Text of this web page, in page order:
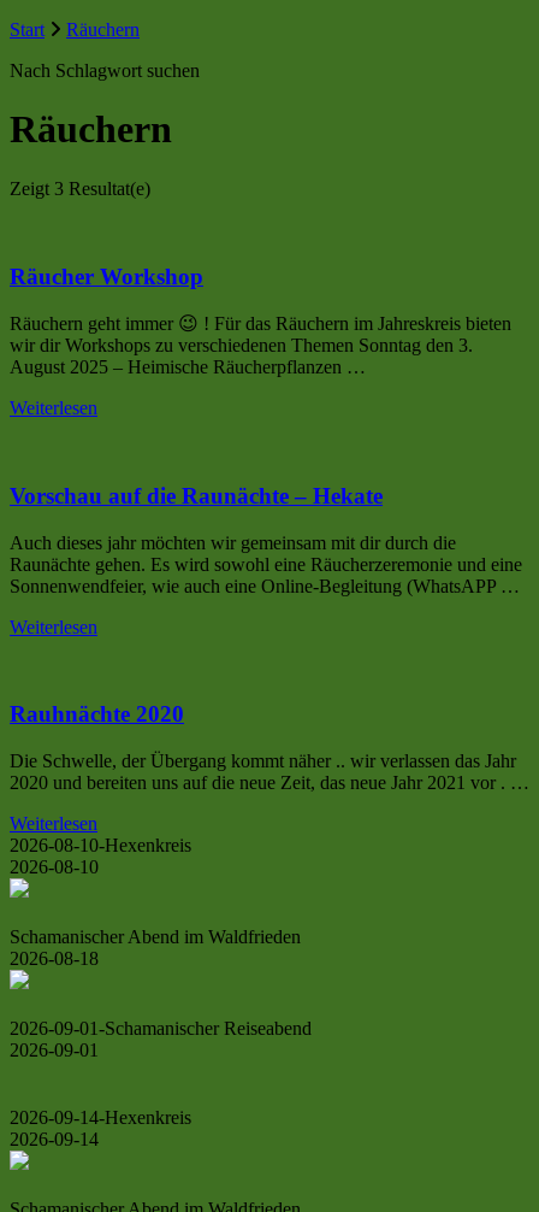
Start
Räuchern
Nach Schlagwort suchen
Räuchern
Zeigt 3 Resultat(e)
Räucher Workshop
Räuchern geht immer 😉 ! Für das Räuchern im Jahreskreis bieten
wir dir Workshops zu verschiedenen Themen Sonntag den 3.
August 2025 – Heimische Räucherpflanzen …
Weiterlesen
Vorschau auf die Raunächte – Hekate
Auch dieses jahr möchten wir gemeinsam mit dir durch die
Raunächte gehen. Es wird sowohl eine Räucherzeremonie und eine
Sonnenwendfeier, wie auch eine Online-Begleitung (WhatsAPP …
Weiterlesen
Rauhnächte 2020
Die Schwelle, der Übergang kommt näher .. wir verlassen das Jahr
2020 und bereiten uns auf die neue Zeit, das neue Jahr 2021 vor . …
Weiterlesen
2026-08-10-Hexenkreis
2026-08-10
Schamanischer Abend im Waldfrieden
2026-08-18
2026-09-01-Schamanischer Reiseabend
2026-09-01
2026-09-14-Hexenkreis
2026-09-14